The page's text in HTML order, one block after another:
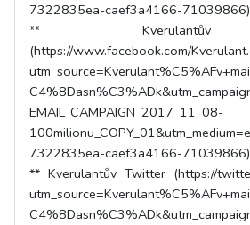
7322835ea-caef3a4166-71039866)
** Kverulantův
(https://www.facebook.com/
EMAIL_CAMPAIGN_2017_11_08-
7322835ea-caef3a4166-71039866)
** Kverulantův Twitter (https://